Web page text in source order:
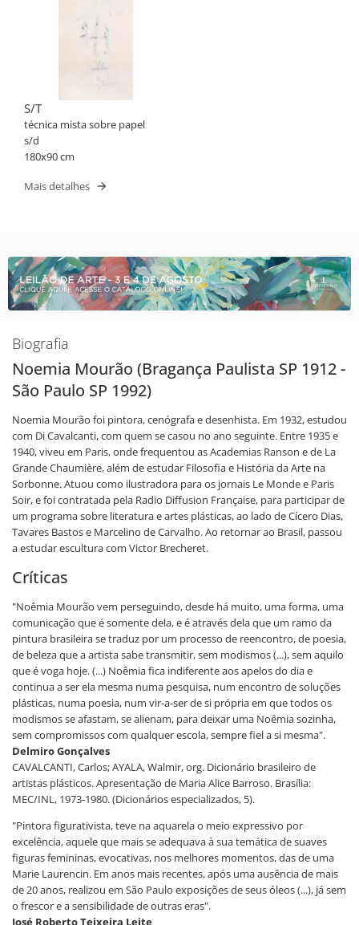
S/T
técnica mista sobre papel
s/d
180x90 cm
Mais detalhes
Biografia
Noemia Mourão (Bragança Paulista SP 1912 -
São Paulo SP 1992)
Noemia Mourão foi pintora, cenógrafa e desenhista. Em 1932, estudou
com Di Cavalcanti, com quem se casou no ano seguinte. Entre 1935 e
1940, viveu em Paris, onde frequentou as Academias Ranson e de La
Grande Chaumière, além de estudar Filosofia e História da Arte na
Sorbonne. Atuou como ilustradora para os jornais Le Monde e Paris
Soir, e foi contratada pela Radio Diffusion Française, para participar de
um programa sobre literatura e artes plásticas, ao lado de Cícero Dias,
Tavares Bastos e Marcelino de Carvalho. Ao retornar ao Brasil, passou
a estudar escultura com Victor Brecheret.
Críticas
"Noêmia Mourão vem perseguindo, desde há muito, uma forma, uma
comunicação que é somente dela, e é através dela que um ramo da
pintura brasileira se traduz por um processo de reencontro, de poesia,
de beleza que a artista sabe transmitir, sem modismos (...), sem aquilo
que é voga hoje. (...) Noêmia fica indiferente aos apelos do dia e
continua a ser ela mesma numa pesquisa, num encontro de soluções
plásticas, numa poesia, num vir-a-ser de si própria em que todos os
modismos se afastam, se alienam, para deixar uma Noêmia sozinha,
sem compromissos com qualquer escola, sempre fiel a si mesma".
Delmiro Gonçalves
CAVALCANTI, Carlos; AYALA, Walmir, org. Dicionário brasileiro de
artistas plásticos. Apresentação de Maria Alice Barroso. Brasília:
MEC/INL, 1973-1980. (Dicionários especializados, 5).
"Pintora figurativista, teve na aquarela o meio expressivo por
excelência, aquele que mais se adequava à sua temática de suaves
figuras femininas, evocativas, nos melhores momentos, das de uma
Marie Laurencin. Em anos mais recentes, após uma ausência de mais
de 20 anos, realizou em São Paulo exposições de seus óleos (...), já sem
o frescor e a sensibilidade de outras eras".
José Roberto Teixeira Leite